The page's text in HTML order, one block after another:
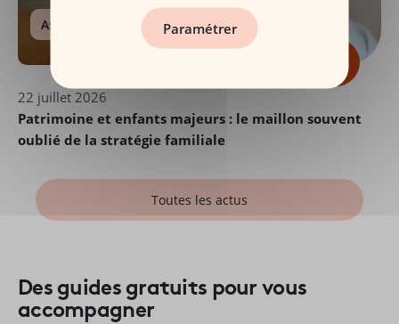
Assurance Vie
22 juillet 2026
Patrimoine et enfants majeurs : le maillon souvent
oublié de la stratégie familiale
Toutes les actus
Des guides gratuits pour vous
accompagner
Paramétrer